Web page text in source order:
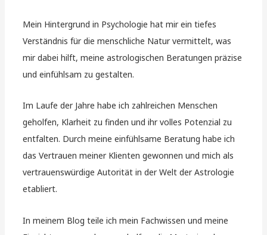
Mein Hintergrund in Psychologie hat mir ein tiefes
Verständnis für die menschliche Natur vermittelt, was
mir dabei hilft, meine astrologischen Beratungen präzise
und einfühlsam zu gestalten.
Im Laufe der Jahre habe ich zahlreichen Menschen
geholfen, Klarheit zu finden und ihr volles Potenzial zu
entfalten. Durch meine einfühlsame Beratung habe ich
das Vertrauen meiner Klienten gewonnen und mich als
vertrauenswürdige Autorität in der Welt der Astrologie
etabliert.
In meinem Blog teile ich mein Fachwissen und meine